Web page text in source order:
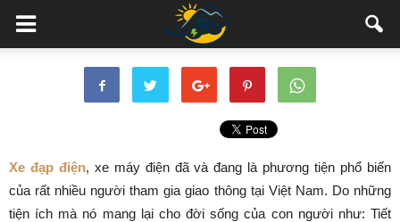
Xe đạp điện, xe máy điện đã và đang là phương tiện phổ biến
của rất nhiều người tham gia giao thông tại Việt Nam. Do những
tiện ích mà nó mang lại cho đời sống của con người như: Tiết